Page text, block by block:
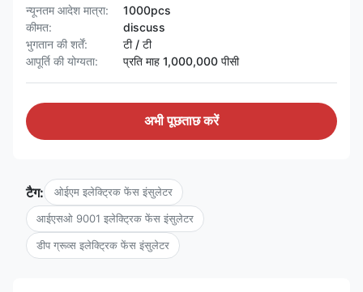
न्यूनतम आदेश मात्रा:
1000pcs
कीमत:
discuss
भुगतान की शर्तें:
टी / टी
आपूर्ति की योग्यता:
प्रति माह 1,000,000 पीसी
अभी पूछताछ करें
टैग: ओईएम इलेक्ट्रिक फेंस इंसुलेटर
आईएसओ 9001 इलेक्ट्रिक फेंस इंसुलेटर
डीप ग्रूव्स इलेक्ट्रिक फेंस इंसुलेटर